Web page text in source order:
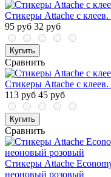
Стикеры Attache с
95 руб 32 руб
Купить
Сравнить
Стикеры Attache с
113 руб 45 руб
Купить
Сравнить
Стикеры Attache
неоновый розовый